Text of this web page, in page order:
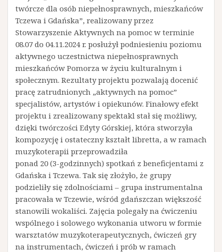
twórcze dla osób niepełnosprawnych, mieszkańców
Tczewa i Gdańska”, realizowany przez
Stowarzyszenie Aktywnych na pomoc w terminie
08.07 do 04.11.2024 r. posłużył podniesieniu poziomu
aktywnego uczestnictwa niepełnosprawnych
mieszkańców Pomorza w życiu kulturalnym i
społecznym. Rezultaty projektu pozwalają docenić
pracę zatrudnionych „aktywnych na pomoc”
specjalistów, artystów i opiekunów. Finałowy efekt
projektu i zrealizowany spektakl stał się możliwy,
dzięki twórczości Edyty Górskiej, która stworzyła
kompozycję i ostateczny kształt libretta, a w ramach
muzykoterapii przeprowadziła
ponad 20 (3-godzinnych) spotkań z beneficjentami z
Gdańska i Tczewa. Tak się złożyło, że grupy
podzieliły się zdolnościami – grupa instrumentalna
pracowała w Tczewie, wśród gdańszczan większość
stanowili wokaliści. Zajęcia polegały na ćwiczeniu
wspólnego i solowego wykonania utworu w formie
warsztatów muzykoterapeutycznych, ćwiczeń gry
na instrumentach, ćwiczeń i prób w ramach